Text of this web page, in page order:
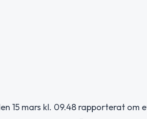
15 mars kl. 09.48 rapporterat